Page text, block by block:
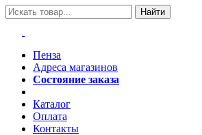
Найти
Пенза
Адреса магазинов
Состояние заказа
Каталог
Оплата
Контакты